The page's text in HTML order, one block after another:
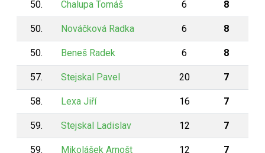
50. Chalupa Tomáš 6 8
50. Nováčková Radka 6 8
50. Beneš Radek 6 8
57. Stejskal Pavel 20 7
58. Lexa Jiří 16 7
59. Stejskal Ladislav 12 7
59. Mikolášek Arnošt 12 7